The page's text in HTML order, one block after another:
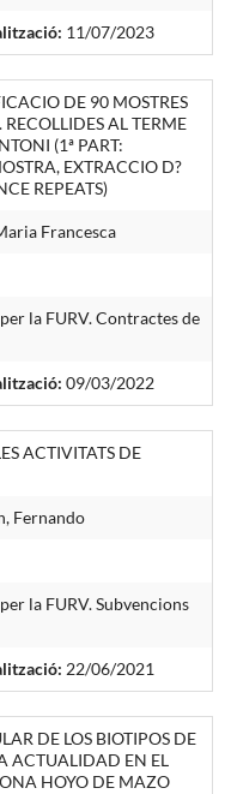
11/07/2023
DE 90 MOSTRES
AL TERME
(1ª PART:
EXTRACCIO D?
REPEATS)
Francesca
la FURV. Contractes de
09/03/2022
ACTIVITATS DE
Fernando
la FURV. Subvencions
22/06/2021
DE LOS BIOTIPOS DE
ACTUALIDAD EN EL
HOYO DE MAZO